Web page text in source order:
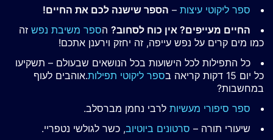
ספר ליקוטי עיצות – הספר שישנה לכם את החיים!
החיים מעייפים? אין כוח לסחוב? הספר משיבת נפש זה
כמו מים קרים על נפש עייפה, זה יחזק וירענן אתכם!
כל התפילות לכל הישועות בכל הנושאים שבעולם – תשקיעו
כל יום 15 דקות קריאה ב
ספר ליקוטי תפילות.אוהבים לעוף
במחשבות?
ספר סיפורי מעשיות לרבי נחמן מברסלב.
שיעורי תורה – סרטונים ביוטיוב, כשר לגולשי נטפריי.